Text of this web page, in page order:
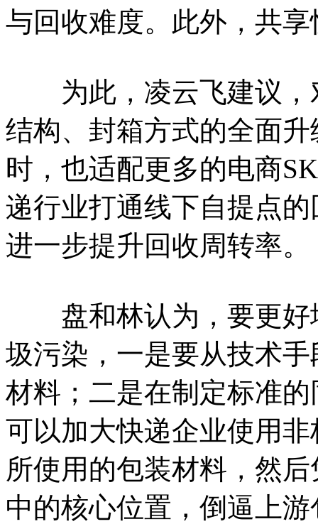
与回收难度。此外，共
为此，凌云飞建议，
结构、封箱方式的全面
时，也适配更多的电商
递行业打通线下自提点
进一步提升回收周转率。
盘和林认为，要更好
圾污染，一是要从技术
材料；二是在制定标准
可以加大快递企业使用
所使用的包装材料，然
中的核心位置，倒逼上